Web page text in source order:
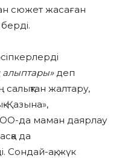
сюжет жасаған
алыптары» деп
жалтару,
Қазына»,
да маман даярлау
да
Сондай-ақ, жүк